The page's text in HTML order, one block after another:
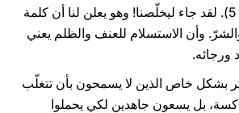
"وُلِدَ لنا وَلَدٌ" (أش 9، 5). لقد جاء ليخلّصنا! وهو يعلن لنا أن كلمة
وأن الاستسلام للعنف والظلم يعني
ورجائه.
بشكل خاص الذين لا يسمحون بأن تتغلّب
بل يسعون جاهدين لكي يحملوا